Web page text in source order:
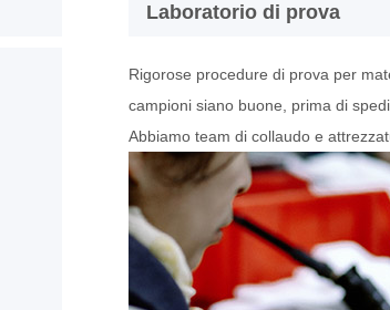
Laboratorio di prova
Rigorose procedure di prova per
campioni siano buone, prima di
Abbiamo team di collaudo e